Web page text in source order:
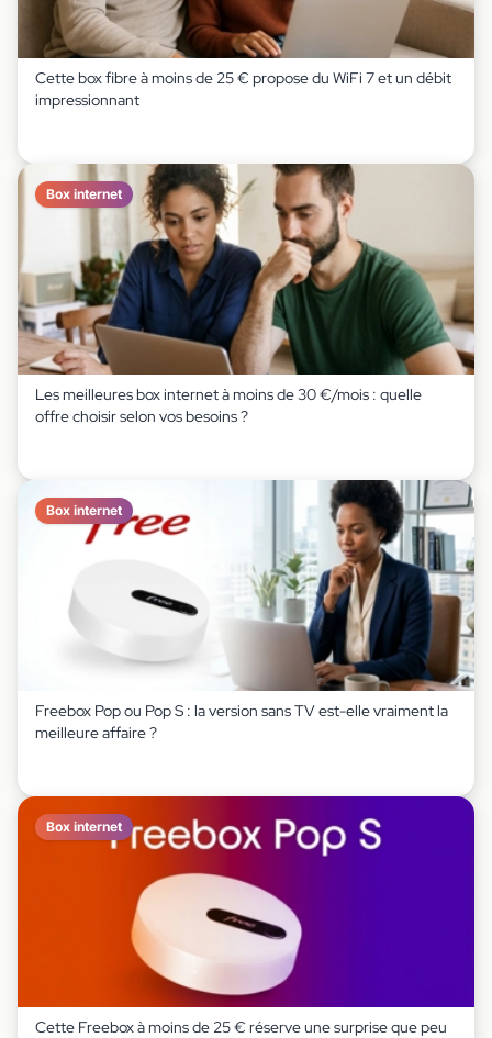
Cette box fibre à moins de 25 € propose du WiFi 7 et un débit
impressionnant
Box internet
Les meilleures box internet à moins de 30 €/mois : quelle
offre choisir selon vos besoins ?
Box internet
Freebox Pop ou Pop S : la version sans TV est-elle vraiment la
meilleure affaire ?
Box internet
Cette Freebox à moins de 25 € réserve une surprise que peu